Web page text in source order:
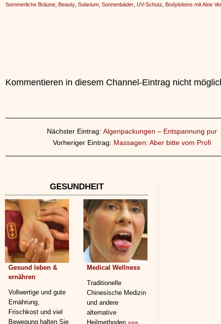
Sommerliche Bräune Beauty Solarium Sonnenbäder UV-Schutz Bodylotions mit Aloe
Kommentieren in diesem Channel-Eintrag nicht
Nächster Eintrag: Algenpackungen – Entspannung pur
Vorheriger Eintrag: Massagen: Aber bitte vom Profi
GESUNDHEIT
Gesund leben &
ernähren
Vollwertige und gute
Ernährung,
Frischkost und viel
Bewegung halten Sie
Medical Wellness
Traditionelle
Chinesische Medizin
und andere
alternative
Heilmethoden »»»